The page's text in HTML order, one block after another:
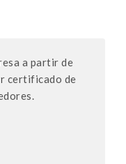
a partir de
certificado de